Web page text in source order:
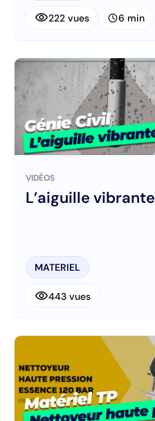
visibility222 vues schedule6 min
VIDÉOS
L’aiguille vibrante
MATERIEL
visibility443 vues